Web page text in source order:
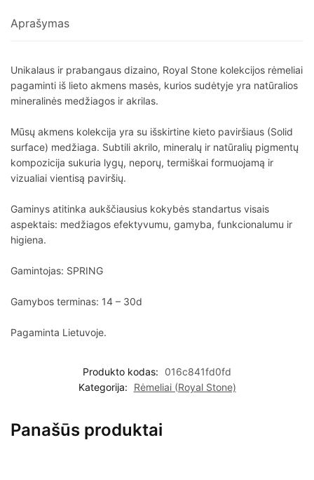
Aprašymas
Unikalaus ir prabangaus dizaino, Royal Stone kolekcijos rėmeliai
pagaminti iš lieto akmens masės, kurios sudėtyje yra natūralios
mineralinės medžiagos ir akrilas.
Mūsų akmens kolekcija yra su išskirtine kieto paviršiaus (Solid
surface) medžiaga. Subtili akrilo, mineralų ir natūralių pigmentų
kompozicija sukuria lygų, neporų, termiškai formuojamą ir
vizualiai vientisą paviršių.
Gaminys atitinka aukščiausius kokybės standartus visais
aspektais: medžiagos efektyvumu, gamyba, funkcionalumu ir
higiena.
Gamintojas: SPRING
Gamybos terminas: 14 – 30d
Pagaminta Lietuvoje.
Produkto kodas:
016c841fd0fd
Kategorija:
Rėmeliai (Royal Stone)
Panašūs produktai